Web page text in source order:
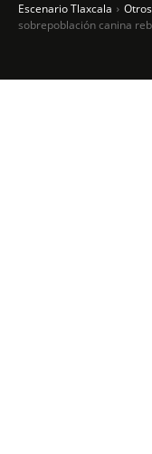
Escenario Tlaxcala Otros
sobrepoblación canina